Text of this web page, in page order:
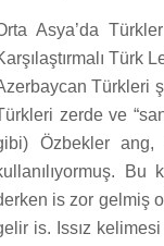
Asya’da
Türk
Türkleri
zerde ve
Özbekler
is zor gelmiş
is. Issız